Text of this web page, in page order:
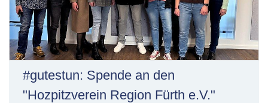
#gutestun: Spende an den
"Hozpitzverein Region Fürth e.V."